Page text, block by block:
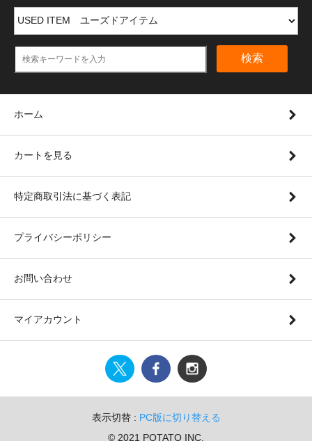
検索
ホーム
カートを見る
特定商取引法に基づく表記
プライバシーポリシー
お問い合わせ
マイアカウント
表示切替 : PC版に切り替える
© 2021 POTATO INC.